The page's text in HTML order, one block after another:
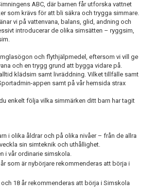
ABC, där barnen får utforska vattnet
som krävs för att bli säkra och trygga simmare.
vi på vattenvana, balans, glid, andning och
introducerar de olika simsätten – ryggsim,
och flythjälpmedel, eftersom vi vill ge
och en trygg grund att bygga vidare på.
klädsim samt livräddning. Vilket tillfälle samt
appen samt på vår hemsida strax
enkelt följa vilka simmärken ditt barn har tagit
i olika åldrar och på olika nivåer – från de allra
sin simteknik och uthållighet.
i vår ordinarie simskola.
som är nybörjare rekommenderas att börja i
18 år rekommenderas att börja i Simskola